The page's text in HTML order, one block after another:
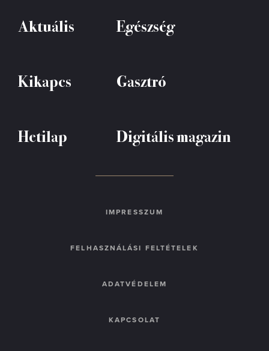
Aktuális Egészség
Kikapcs Gasztró
Hetilap Digitális magazin
IMPRESSZUM
FELHASZNÁLÁSI FELTÉTELEK
ADATVÉDELEM
KAPCSOLAT